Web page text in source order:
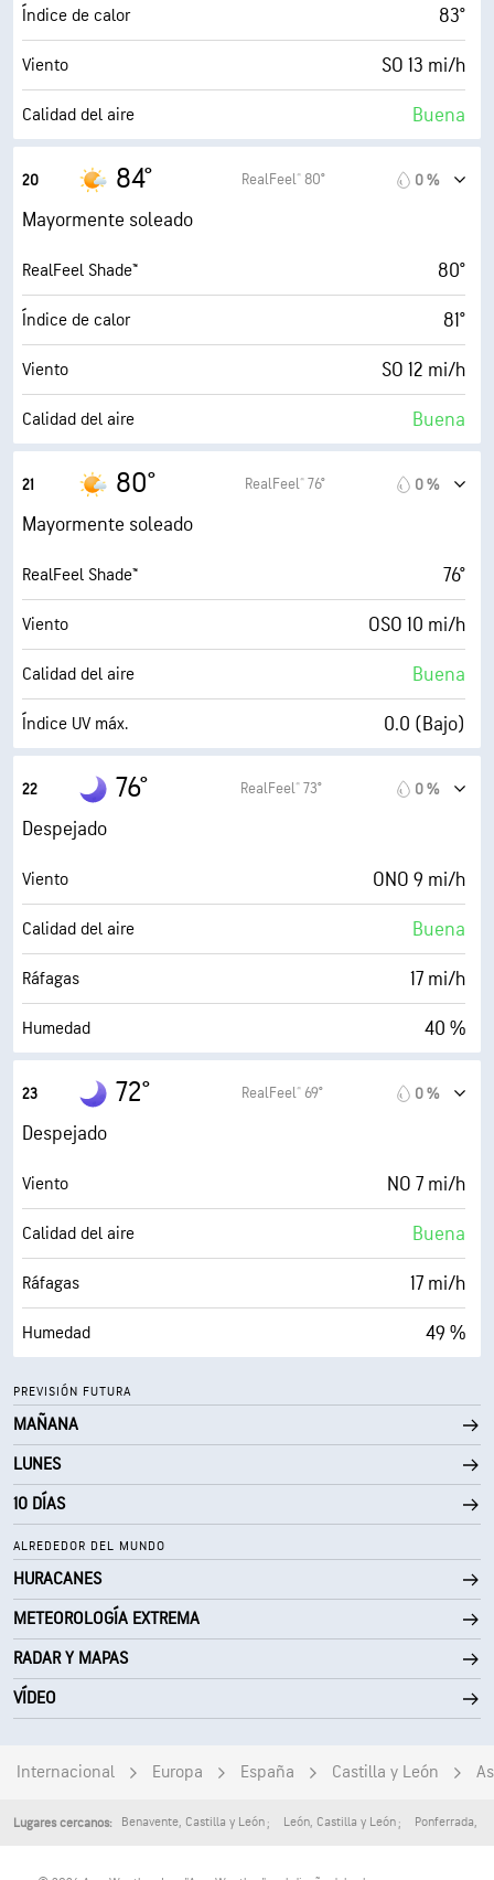
Punto de rocío 46° F
AccuLumen Brightness Index™ 8 (Luminoso)
Nubosidad 39 %
Índice de calor 83°
Viento SO 13 mi/h
Calidad del aire Buena
Índice UV máx.
Ráfagas
Humedad 24 %
Punto de rocío 46° F
AccuLumen Brightness Index™ 6 (Medio)
Nubosidad 29 %
20 84° RealFeel® 80° 0 %
Mayormente soleado
RealFeel Shade™ 80°
Índice de calor 81°
Viento SO 12 mi/h
Calidad del aire Buena
Índice UV máx.
Ráfagas
Humedad 27 %
Punto de rocío 46° F
AccuLumen Brightness Index™ 0 (Oscuro)
Nubosidad 19 %
21 80° RealFeel® 76° 0 %
Mayormente soleado
RealFeel Shade™ 76°
Viento OSO 10 mi/h
Calidad del aire Buena
Índice UV máx. 0.0 (Bajo)
Humedad
Punto de rocío 47° F
AccuLumen Brightness Index™ 0 (Oscuro)
Nubosidad 13 %
Visibilidad 10 mi
22 76° RealFeel® 73° 0 %
Despejado
Viento ONO 9 mi/h
Calidad del aire Buena
Ráfagas 17 mi/h
Humedad 40 %
Punto de rocío
AccuLumen Brightness Index™
Nubosidad 6 %
Visibilidad 10 mi
Techo de nubes 30000 ft
23 72° RealFeel® 69° 0 %
Despejado
Viento NO 7 mi/h
Calidad del aire Buena
Ráfagas 17 mi/h
Humedad 49 %
Punto de rocío
AccuLumen Brightness Index™ 0 (Oscuro)
Nubosidad 0 %
Visibilidad 10 mi
Techo de nubes 30000 ft
PREVISIÓN FUTURA
MAÑANA
LUNES
10 DÍAS
ALREDEDOR DEL MUNDO
HURACANES
METEOROLOGÍA EXTREMA
RADAR Y MAPAS
VÍDEO
Internacional Europa España Castilla y León
Lugares cercanos: Benavente, Castilla y León León, Castilla y León Ponferrada,